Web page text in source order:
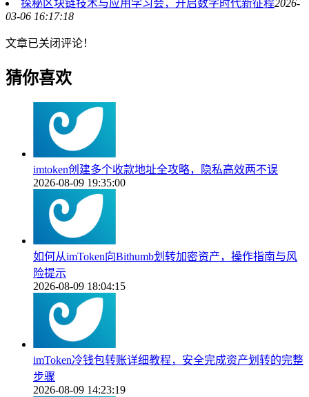
探秘区块链技术与应用学习会，开启数字时代新征程2026-
03-06 16:17:18
文章已关闭评论！
猜你喜欢
imtoken创建多个收款地址全攻略，隐私高效两不误
2026-08-09 19:35:00
如何从imToken向Bithumb划转加密资产，操作指南与风
险提示
2026-08-09 18:04:15
imToken冷钱包转账详细教程，安全完成资产划转的完整
步骤
2026-08-09 14:23:19